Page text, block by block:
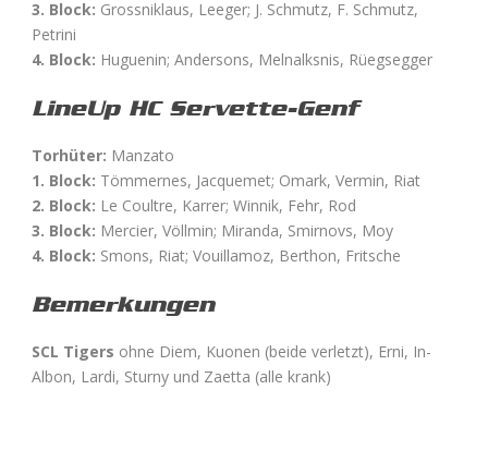
3. Block: Grossniklaus, Leeger; J. Schmutz, F. Schmutz,
Petrini
4. Block: Huguenin; Andersons, Melnalksnis, Rüegsegger
LineUp HC Servette-Genf
Torhüter: Manzato
1. Block: Tömmernes, Jacquemet; Omark, Vermin, Riat
2. Block: Le Coultre, Karrer; Winnik, Fehr, Rod
3. Block: Mercier, Völlmin; Miranda, Smirnovs, Moy
4. Block: Smons, Riat; Vouillamoz, Berthon, Fritsche
Bemerkungen
SCL Tigers ohne Diem, Kuonen (beide verletzt), Erni, In-
Albon, Lardi, Sturny und Zaetta (alle krank)